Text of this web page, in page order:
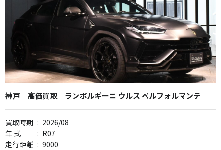
神戸 高価買取 ランボルギーニ ウルス ペルフォルマンテ
買取時期 : 2026/08
年 式
: R07
走行距離 : 9000